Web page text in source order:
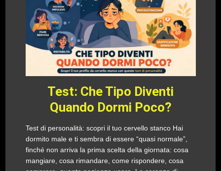
Test: Che Tipo Diventi
Quando Dormi Poco?
Test di personalità: scopri il tuo cervello stanco Hai
dormito male e ti sembra di essere “quasi normale”,
finché non arriva la prima scelta della giornata: cosa
mangiare, cosa rimandare, come rispondere, cosa